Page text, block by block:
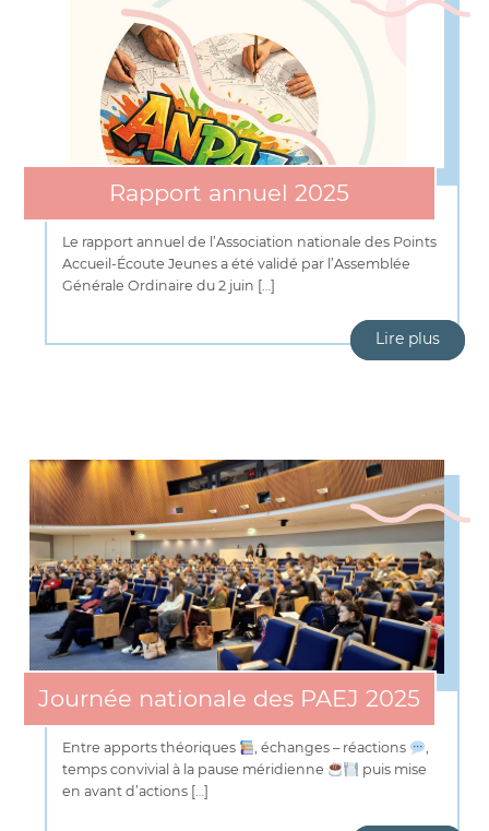
Rapport annuel 2025
Le rapport annuel de l’Association nationale des Points
Accueil-Écoute Jeunes a été validé par l’Assemblée
Générale Ordinaire du 2 juin […]
Lire plus
Journée nationale des PAEJ 2025
Entre apports théoriques , échanges – réactions
,
temps convivial à la pause méridienne
puis mise
en avant d’actions […]